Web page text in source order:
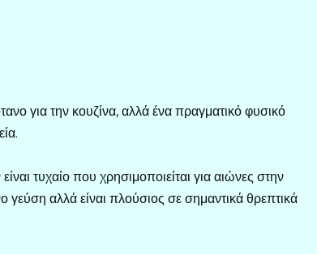
για την κουζίνα, αλλά ένα πραγματικό φυσικό
τυχαίο που χρησιμοποιείται για αιώνες στην
αλλά είναι πλούσιος σε σημαντικά θρεπτικά